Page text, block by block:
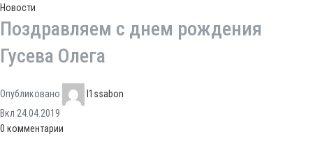
Новости
Поздравляем с днем рождения
Гусева Олега
Опубликовано
l1ssabon
Вкл 24.04.2019
0 комментарии